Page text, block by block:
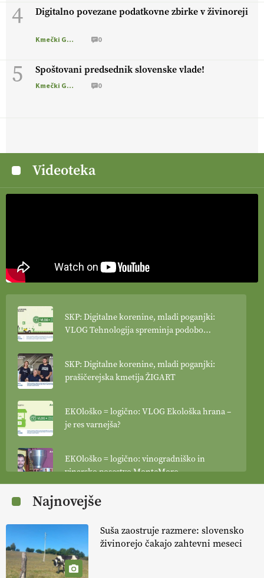
4 Digitalno povezane podatkovne zbirke v živinoreji
Kmečki Glas 0
5 Spoštovani predsednik slovenske vlade!
Kmečki Glas 0
Videoteka
SKP: Digitalne korenine, mladi poganjki:
VLOG Tehnologija spreminja podobo
SKP: Digitalne korenine, mladi poganjki:
prašičerejska kmetija ŽIGART
EKOloško = logično: VLOG Ekološka hrana –
je res varnejša?
EKOloško = logično: vinogradniško in
vinarsko posestvo MonteMoro
EKOloško = logično: ekološka kmetija
EKOloško = logično: ekološka kmetija
HOMAR
Najnovejše
Suša zaostruje razmere: slovensko
živinorejo čakajo zahtevni meseci